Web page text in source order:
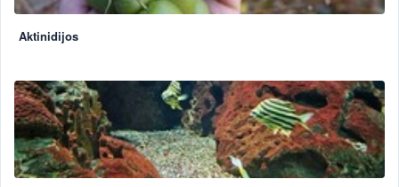
Aktinidijos